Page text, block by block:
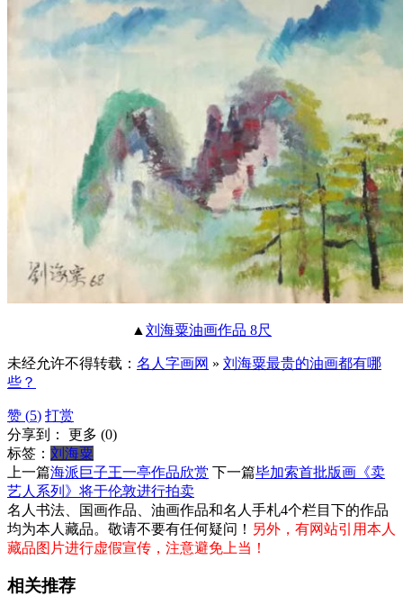
▲ 刘海粟油画作品 8尺
未经允许不得转载： 名人字画网 » 刘海粟最贵的油画都有哪
些？
赞 (5) 打赏
分享到： 更多 (0)
标签： 刘海粟
上一篇海派巨子王一亭作品欣赏 下一篇毕加索首批版画《卖
艺人系列》将于伦敦进行拍卖
名人书法、国画作品、油画作品和名人手札4个栏目下的作品
均为本人藏品。敬请不要有任何疑问！ 另外，有网站引用本人
藏品图片进行虚假宣传，注意避免上当！
相关推荐